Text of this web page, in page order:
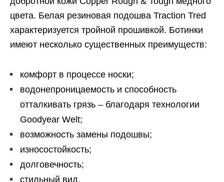
цвета. Белая резиновая подошва Traction Tred
характеризуется тройной прошивкой. Ботинки
имеют несколько существенных преимуществ:
комфорт в процессе носки;
водонепроницаемость и способность
отталкивать грязь – благодаря технологии
Goodyear Welt;
возможность замены подошвы;
износостойкость;
долговечность;
стильный вид.